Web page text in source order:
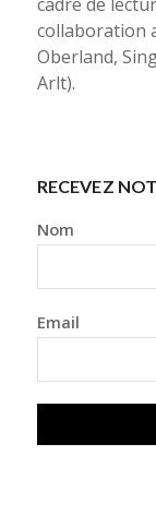
collaboration
Oberland,
Arlt).
RECEVEZ
Nom
Email